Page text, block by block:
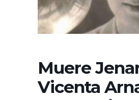
Muere
Vicenta